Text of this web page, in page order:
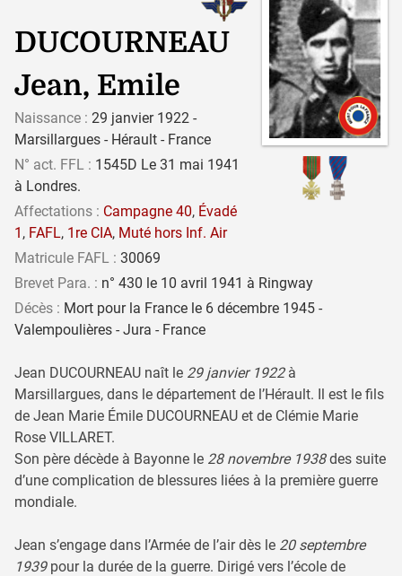
DUCOURNEAU
Jean, Emile
Naissance : 29 janvier 1922 -
Marsillargues - Hérault - France
N° act. FFL : 1545D Le 31 mai 1941
à Londres.
Affectations : Campagne 40, Évadé
1 , FAFL, 1re CIA, Muté hors Inf. Air
Matricule FAFL : 30069
Brevet Para. : n° 430 le 10 avril 1941 à Ringway
Décès : Mort pour la France le 6 décembre 1945 -
Valempoulières - Jura - France
Jean DUCOURNEAU naît le 29 janvier 1922à
Marsillargues, dans le département de l’Hérault. Il est le fils
de Jean Marie Émile DUCOURNEAU et de Clémie Marie
Rose VILLARET.
Son père décède à Bayonne le 28 novembre 1938des suite
d’une complication de blessures liées à la première guerre
mondiale.
Jean s’engage dans l’Armée de l’air dès le 20 septembre
1939pour la durée de la guerre. Dirigé vers l’école de